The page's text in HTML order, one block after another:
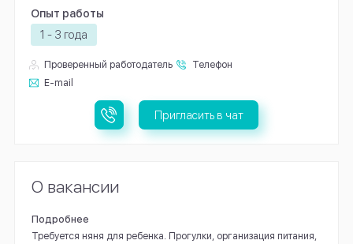
Опыт работы
1 - 3 года
Проверенный работодатель
Телефон
E-mail
Пригласить в чат
О вакансии
Подробнее
Требуется няня для ребенка. Прогулки, организация питания,